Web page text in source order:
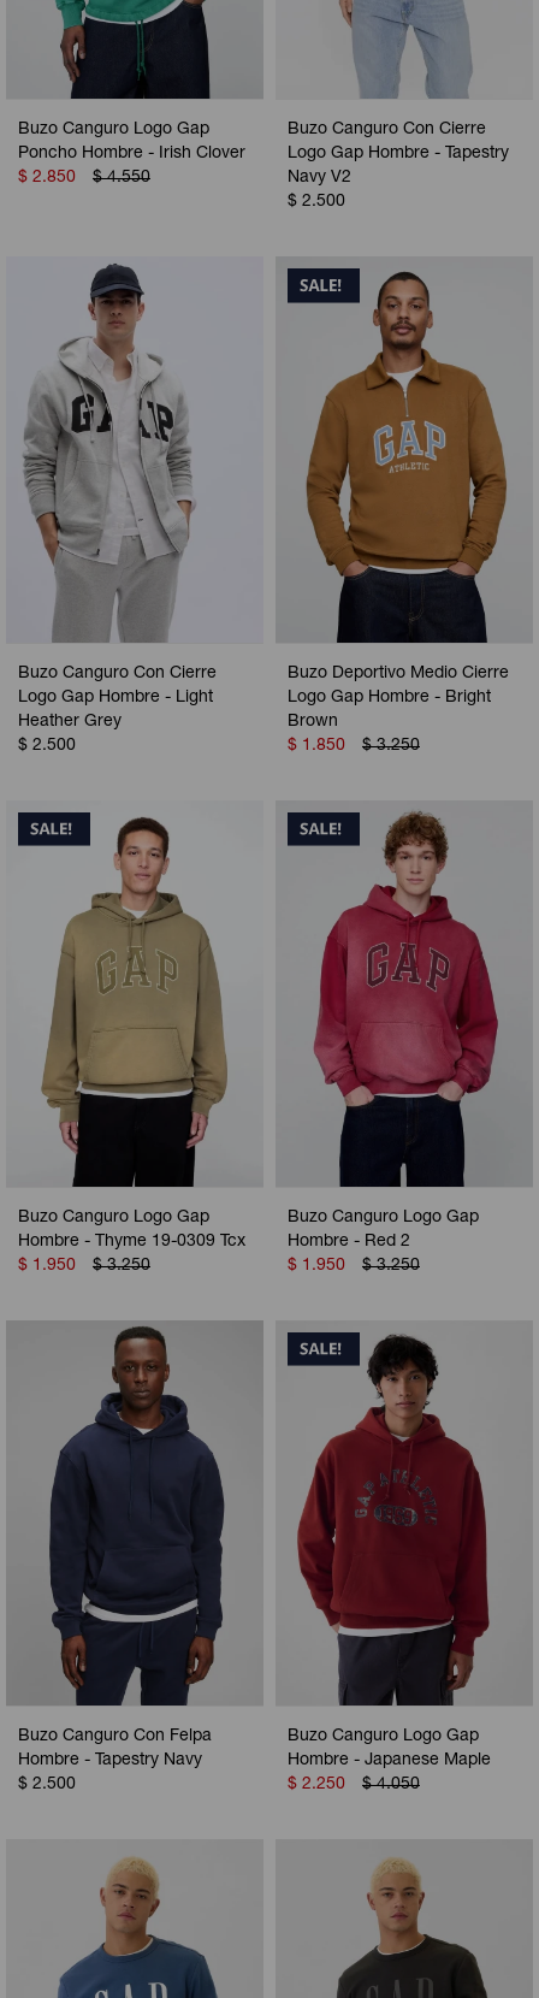
Buzo Canguro Logo Gap
Poncho Hombre - Irish Clover
$ 2.850 $ 4.550
Buzo Canguro Con Cierre
Logo Gap Hombre - Tapestry
Navy V2
$ 2.500
Buzo Canguro Con Cierre
Logo Gap Hombre - Light
Heather Grey
$ 2.500
Buzo Deportivo Medio Cierre
Logo Gap Hombre - Bright
Brown
$ 1.850 $ 3.250
Buzo Canguro Logo Gap
Hombre - Thyme 19-0309 Tcx
$ 1.950 $ 3.250
Buzo Canguro Logo Gap
Hombre - Red 2
$ 1.950 $ 3.250
Buzo Canguro Con Felpa
Hombre - Tapestry Navy
$ 2.500
Buzo Canguro Logo Gap
Hombre - Japanese Maple
$ 2.250 $ 4.050